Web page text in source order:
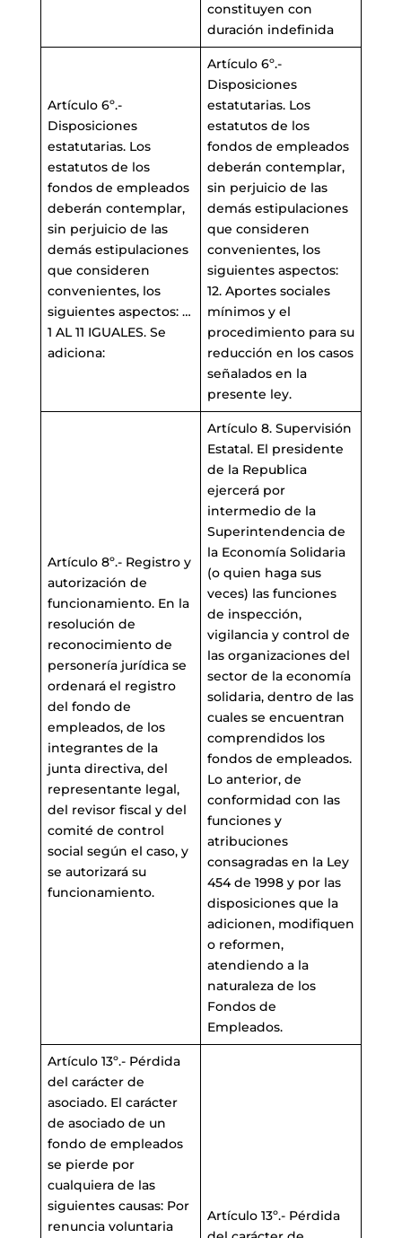
constituyen con
duración indefinida
Artículo 6º.-
Disposiciones
estatutarias. Los
estatutos de los
fondos de empleados
deberán contemplar,
sin perjuicio de las
demás estipulaciones
que consideren
convenientes, los
siguientes aspectos: …
1 AL 11 IGUALES. Se
adiciona:
Artículo 6º.-
Disposiciones
estatutarias. Los
estatutos de los
fondos de empleados
deberán contemplar,
sin perjuicio de las
demás estipulaciones
que consideren
convenientes, los
siguientes aspectos:
12. Aportes sociales
mínimos y el
procedimiento para su
reducción en los casos
señalados en la
presente ley.
Artículo 8º.- Registro y
autorización de
funcionamiento. En la
resolución de
reconocimiento de
personería jurídica se
ordenará el registro
del fondo de
empleados, de los
integrantes de la
junta directiva, del
representante legal,
del revisor fiscal y del
comité de control
social según el caso, y
se autorizará su
funcionamiento.
Artículo 8. Supervisión
Estatal. El presidente
de la Republica
ejercerá por
intermedio de la
Superintendencia de
la Economía Solidaria
(o quien haga sus
veces) las funciones
de inspección,
vigilancia y control de
las organizaciones del
sector de la economía
solidaria, dentro de las
cuales se encuentran
comprendidos los
fondos de empleados.
Lo anterior, de
conformidad con las
funciones y
atribuciones
consagradas en la Ley
454 de 1998 y por las
disposiciones que la
adicionen, modifiquen
o reformen,
atendiendo a la
naturaleza de los
Fondos de
Empleados.
Artículo 13º.- Pérdida
del carácter de
asociado. El carácter
de asociado de un
fondo de empleados
se pierde por
cualquiera de las
siguientes causas: Por
renuncia voluntaria
Artículo 13º.- Pérdida